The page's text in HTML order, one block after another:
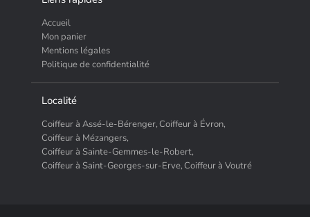
Accueil
Mon panier
Mentions légales
Politique de confidentialité
Localité
Coiffeur à Assé-le-Bérenger, Coiffeur à Évron,
Coiffeur à Mézangers,
Coiffeur à Sainte-Gemmes-le-Robert,
Coiffeur à Saint-Georges-sur-Erve, Coiffeur à Voutré